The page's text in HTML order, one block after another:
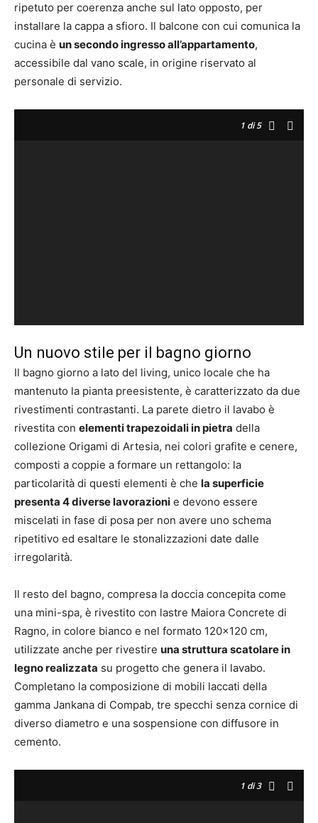
ripetuto per coerenza anche sul lato opposto, per
installare la cappa a sfioro. Il balcone con cui comunica la
cucina è un secondo ingresso all’appartamento,
accessibile dal vano scale, in origine riservato al
personale di servizio.
1 di 5
Un nuovo stile per il bagno giorno
Il bagno giorno a lato del living, unico locale che ha
mantenuto la pianta preesistente, è caratterizzato da due
rivestimenti contrastanti. La parete dietro il lavabo è
rivestita con elementi trapezoidali in pietra della
collezione Origami di Artesia, nei colori grafite e cenere,
composti a coppie a formare un rettangolo: la
particolarità di questi elementi è che la superficie
presenta 4 diverse lavorazioni e devono essere
miscelati in fase di posa per non avere uno schema
ripetitivo ed esaltare le stonalizzazioni date dalle
irregolarità.
Il resto del bagno, compresa la doccia concepita come
una mini-spa, è rivestito con lastre Maiora Concrete di
Ragno, in colore bianco e nel formato 120×120 cm,
utilizzate anche per rivestire una struttura scatolare in
legno realizzata su progetto che genera il lavabo.
Completano la composizione di mobili laccati della
gamma Jankana di Compab, tre specchi senza cornice di
diverso diametro e una sospensione con diffusore in
cemento.
1 di 3